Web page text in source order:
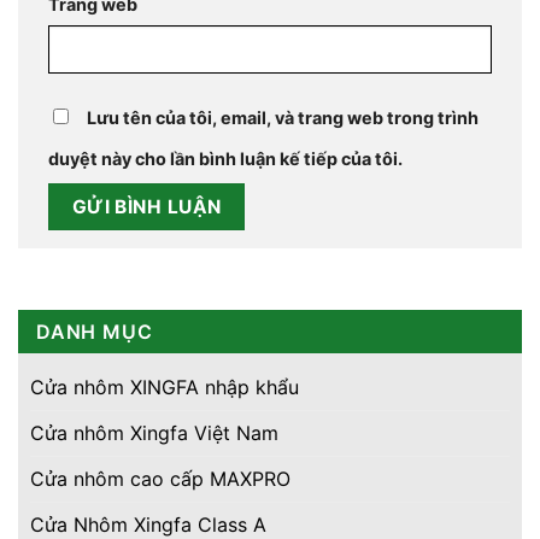
DANH MỤC
Cửa nhôm XINGFA nhập khẩu
Cửa nhôm Xingfa Việt Nam
Cửa nhôm cao cấp MAXPRO
Cửa Nhôm Xingfa Class A
Trang web
Lưu tên của tôi, email, và trang web trong trình
duyệt này cho lần bình luận kế tiếp của tôi.